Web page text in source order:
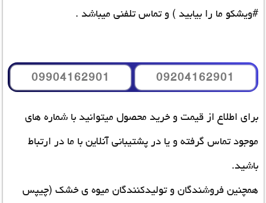
#ویشکو ما را بیابید ) و تماس تلفنی میباشد .
09204162901
09904162901
برای اطلاع از قیمت و خرید محصول میتوانید با شماره های
موجود تماس گرفته و یا در پشتیبانی آنلاین با ما در ارتباط
باشید.
همچنین فروشندگان وتولیدکنندگان میوه ی خشک(چیپس